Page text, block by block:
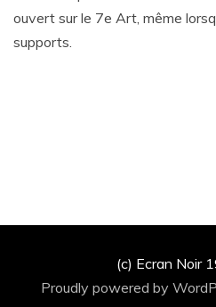
ouvert sur le 7e Art, même
supports.
(c) Ecran Noir
Proudly powered by